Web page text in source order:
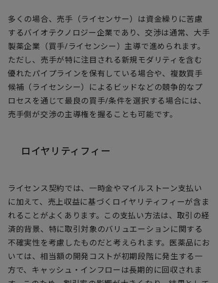
多くの場合、売手（ライセンサー）は資金繰りに苦慮
するバイオテクノロジー企業であり、交渉は通常、大手
製薬企業（買手/ライセンシー）主導で進められます。
ただし、売手が特に注目される新規モダリティを含む
優れたパイプラインを保有している場合や、複数買手
候補（ライセンシー）によるビッドなどの競争的なプ
ロセスを通じて最良の買手/条件を選択する場合には、
売手側が交渉の主導権を握ることも可能です。
ロイヤリティフィー
ライセンス契約では、一時金やマイルストーン支払い
に加えて、売上収益に基づくロイヤリティフィーが含ま
れることがよくあります。この支払い方法は、取引の経
済的背景、特に取引対象のバリュエーションに関する
不確実性を考慮したものだと考えられます。医薬品にお
いては、相当額の開発コストが初期段階に発生する一
方で、キャッシュ・インフローは長期的に回収されま